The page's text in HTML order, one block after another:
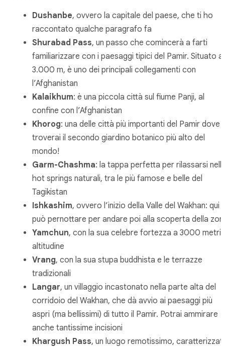
Dushanbe, ovvero la capitale del paese, che ti ho
raccontato qualche paragrafo fa
Shurabad Pass, un passo che comincerà a farti
familiarizzare con i paesaggi tipici del Pamir. Situato a
3.000 m, è uno dei principali collegamenti con
l’Afghanistan
Kalaikhum: è una piccola città sul fiume Panji, al
confine con l’Afghanistan
Khorog: una delle città più importanti del Pamir dove
troverai il secondo giardino botanico più alto del
mondo!
Garm-Chashma: la tappa perfetta per rilassarsi
hot springs naturali, tra le più famose e belle del
Tagikistan
Ishkashim, ovvero l’inizio della Valle del Wakhan: qui
può pernottare per andare poi alla scoperta della
Yamchun, con la sua celebre fortezza a 3000 metri
altitudine
Vrang, con la sua stupa buddhista e le terrazze
tradizionali
Langar, un villaggio incastonato nella parte alta del
corridoio del Wakhan, che dà avvio ai paesaggi più
aspri (ma bellissimi) di tutto il Pamir. Potrai ammirare
anche tantissime incisioni
Khargush Pass, un luogo remotissimo,